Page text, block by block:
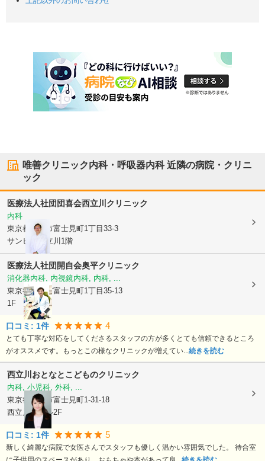
唯善クリニック内科・呼吸器内科近隣の病院・クリニ
ック
医療法人社団団喜会西立川クリニック
内科
東京都立川市富士見町1丁目33-3
サンビナス立川1階
医療法人社団開自会奥平クリニック
消化器内科, 内視鏡内科, 内科, ...
東京都立川市富士見町1丁目35-13
1F
口コミ: 1件 4
とても丁寧な対応をしてくださるスタッフの方が多くとても信頼できるところ
がオススメです。もっとこの様なクリニックが増えてい...続きを読む
西立川おとなとこどものクリニック
内科, 小児科, 外科, ...
東京都立川市富士見町1-31-18
西立川KIビル2F
口コミ: 1件 5
新しく綺麗な病院で女医さんでスタッフも優しく温かい雰囲気でした。 待合室